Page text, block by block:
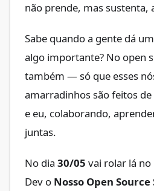
não prende, mas sustenta,
Sabe quando a gente dá
algo importante? No open
também — só que esses
amarradinhos são feitos
e eu, colaborando,
juntas.
No dia 30/05 vai rolar lá no
Dev o Nosso Open